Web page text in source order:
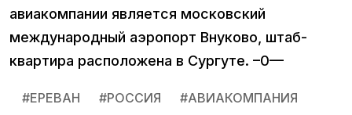
авиакомпании является московский
международный аэропорт Внуково, штаб-
квартира расположена в Сургуте. –0—
#ЕРЕВАН #РОССИЯ #АВИАКОМПАНИЯ